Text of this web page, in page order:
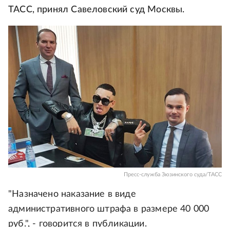
ТАСС, принял Савеловский суд Москвы.
Пресс-служба Зюзинского суда/ТАСС
"Назначено наказание в виде
административного штрафа в размере 40 000
руб.", - говорится в публикации.